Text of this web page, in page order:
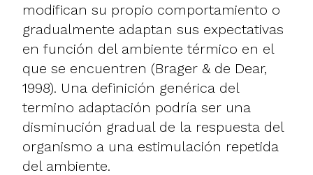
modifican su propio comportamiento o
gradualmente adaptan sus expectativas
en función del ambiente térmico en el
que se encuentren (Brager & de Dear,
1998). Una definición genérica del
termino adaptación podría ser una
disminución gradual de la respuesta del
organismo a una estimulación repetida
del ambiente.